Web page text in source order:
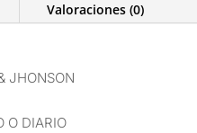
Valoraciones (0)
JHONSON
O DIARIO